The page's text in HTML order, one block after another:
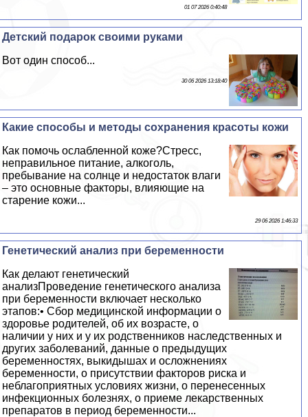
01 07 2026 0:40:48
Детский подарок своими руками
Вот один способ...
30 06 2026 13:18:40
Какие способы и методы сохранения красоты кожи
Как помочь ослабленной коже?Стресс,
неправильное питание, алкоголь,
пребывание на солнце и недостаток влаги
– это основные факторы, влияющие на
старение кожи...
29 06 2026 1:46:33
Генетический анализ при беременности
Как делают генетический
анализПроведение генетического анализа
при беременности включает несколько
этапов:• Сбор медицинской информации о
здоровье родителей, об их возрасте, о
наличии у них и у их родственников наследственных и
других заболеваний, данные о предыдущих
беременностях, выкидышах и осложнениях
беременности, о присутствии факторов риска и
нeблагоприятных условиях жизни, о перенесенных
инфекционных болезнях, о приеме лекарственных
препаратов в период беременности...